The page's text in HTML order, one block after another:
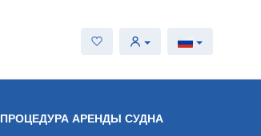
ПРОЦЕДУРА АРЕНДЫ СУДНА